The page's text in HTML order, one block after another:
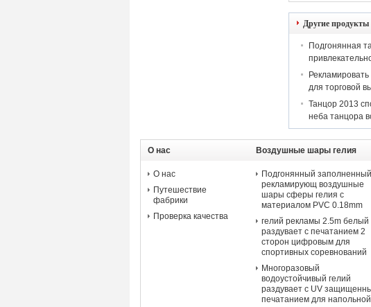
Другие продукты
Подгонянная
для торговой
Танцор 2013
неба танцора
О нас
О нас
Путешествие
фабрики
Проверка качества
Воздушные шары гелия
рекламы
Подгонянный заполненный
рекламирующ воздушные
шары сферы гелия с
материалом PVC 0.18mm
гелий рекламы 2.5m белый
раздувает с печатанием 2
сторон цифровым для
спортивных соревнований
Многоразовый
водоустойчивый гелий
раздувает с UV
печатанием для напольной